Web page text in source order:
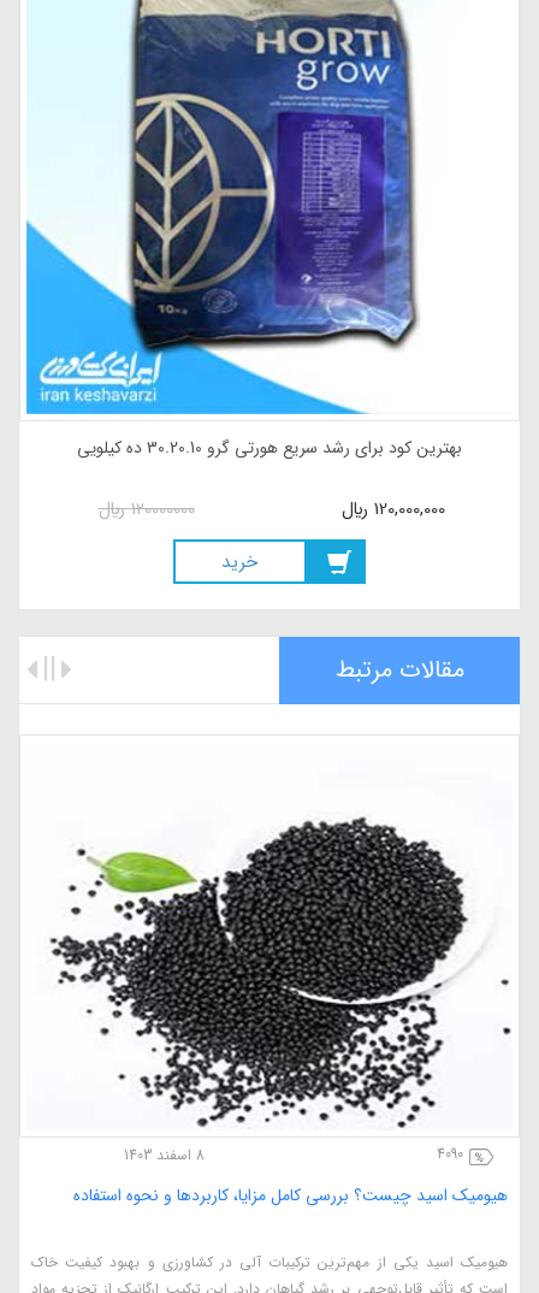
کود کامل هورتی گرو 5.50.20 ده کیلویی- بهترین تغذیه برای افزایش
135000000ريال 135,000,000 ريال
خريد
مقالات مرتبط
4090 8 اسفند 1403
هیومیک اسید چیست؟ بررسی کامل مزایا، کاربردها و نحوه استفاده
هیومیک اسید یکی از مهم‌ترین ترکیبات آلی در کشاورزی و بهبود کیفیت خاک